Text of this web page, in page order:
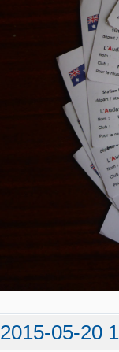
2015-05-20